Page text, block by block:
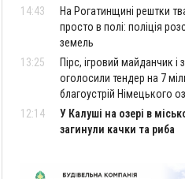
14:43
На Рогатинщині рештки
просто в полі: поліція
земель
13:25
Пірс, ігровий майданчик і
оголосили тендер на 7
благоустрій Німецького
12:14
У Калуші на озері в
загинули качки та риба
600 тисяч за